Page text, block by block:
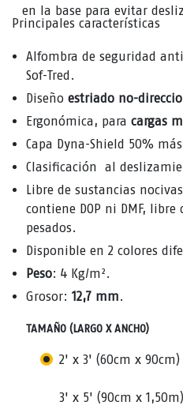
en la base para evitar
Principales características
Alfombra de seguridad
Sof-Tred.
Diseño estriado no-
Ergonómica, para cargas
Capa Dyna-Shield 50%
Clasificación al
Libre de sustancias
contiene DOP ni DMF,
pesados.
Disponible en 2 colores
Peso: 4 Kg/m².
Grosor: 12,7 mm.
TAMAÑO (LARGO X ANCHO)
2' x 3' (60cm x 90cm)
3' x 5' (90cm x 1,50m)